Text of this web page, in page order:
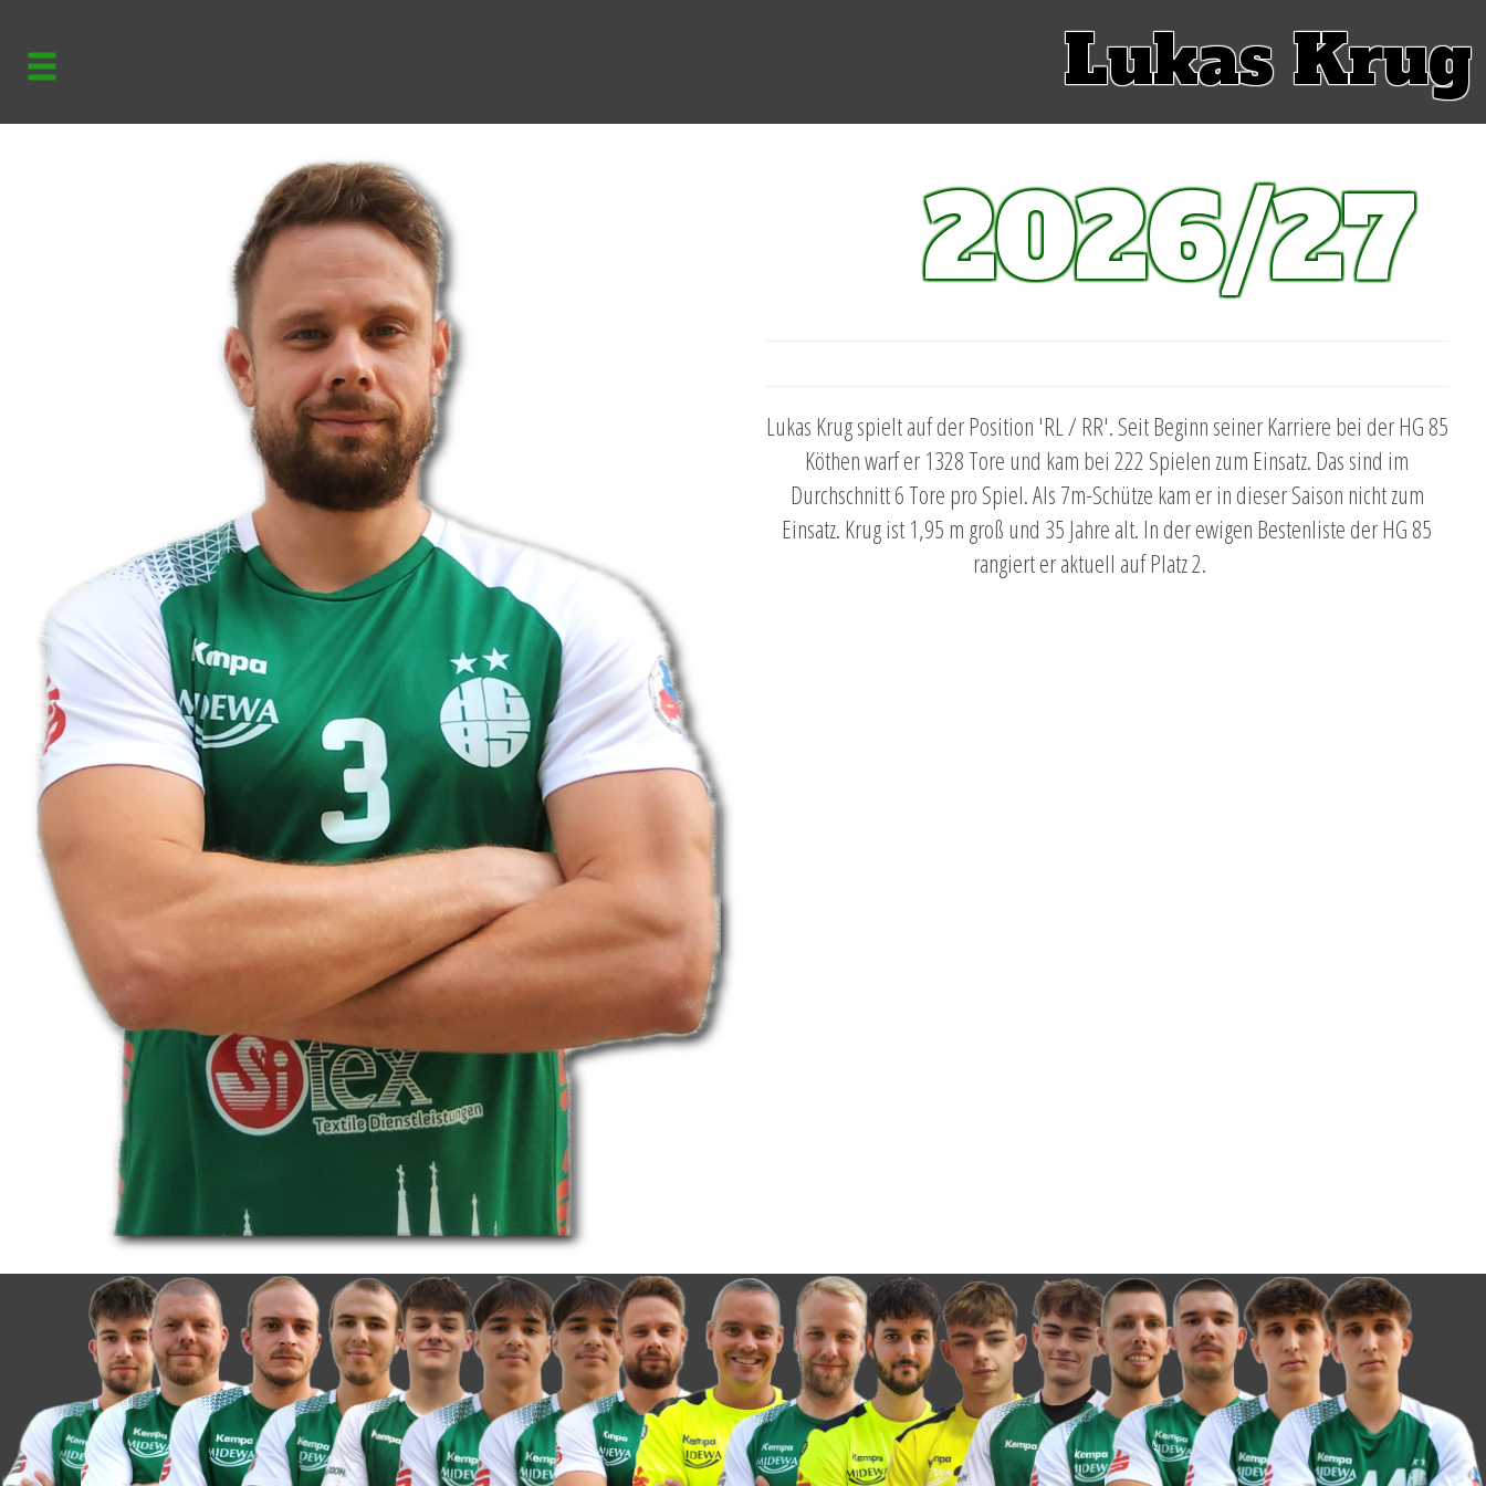
Lukas Krug
2026/27
Lukas Krug spielt auf der Position 'RL / RR'. Seit Beginn seiner Karriere bei der HG 85
Köthen warf er 1328 Tore und kam bei 222 Spielen zum Einsatz. Das sind im
Durchschnitt 6 Tore pro Spiel. Als 7m-Schütze kam er in dieser Saison nicht zum
Einsatz. Krug ist 1,95 m groß und 35 Jahre alt. In der ewigen Bestenliste der HG 85
rangiert er aktuell auf Platz 2.